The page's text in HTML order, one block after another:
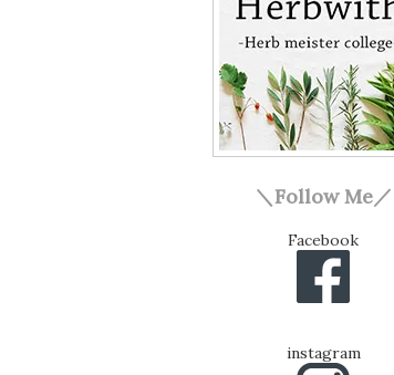
＼Follow Me／
Facebook
instagram